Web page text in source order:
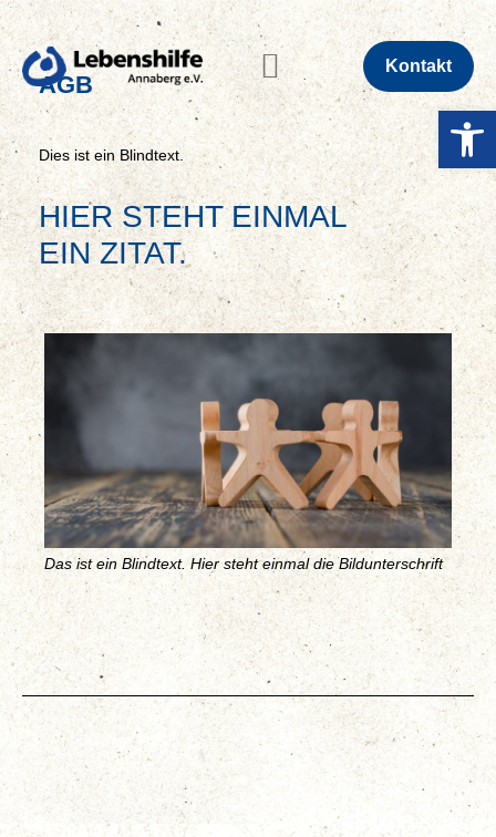
Kontakt
AGB
Dies ist ein Blindtext.
HIER STEHT EINMAL
EIN ZITAT.
Das ist ein Blindtext. Hier steht einmal die Bildunterschrift